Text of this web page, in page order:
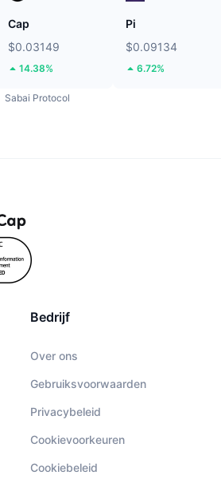
Cap
$0.03149
14.38%
Pi
$0.09134
6.72%
Sabai Protocol
Bedrijf
Over ons
Gebruiksvoorwaarden
Privacybeleid
Cookievoorkeuren
Cookiebeleid